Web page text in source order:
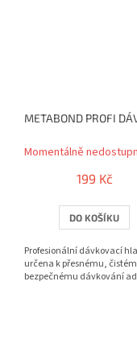
METABOND PROFI
Momentálně
199 Kč
DO KOŠÍKU
Profesionální dávkovací
určena k přesnému,
bezpečnému dávkování